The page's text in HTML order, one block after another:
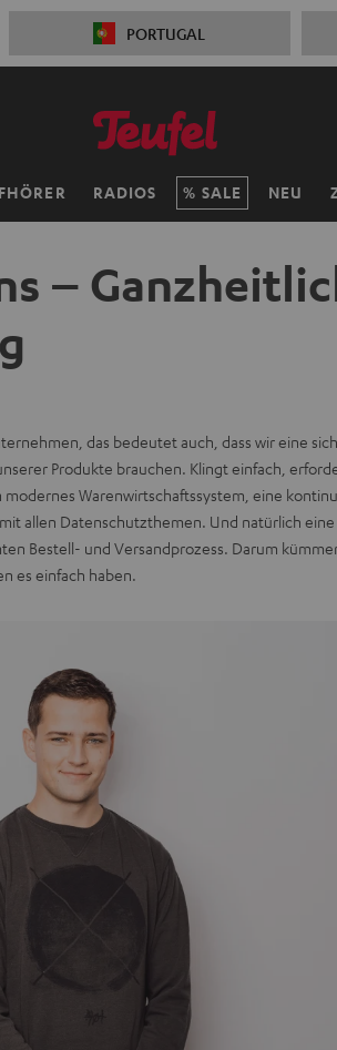
PORTUGAL
RADIOS SALE NEU
–
das bedeutet auch, dass wir eine
Produkte brauchen. Klingt einfach,
Warenwirtschaftssystem, eine
allen Datenschutzthemen. Und natürlich
Bestell- und Versandprozess. Darum
es einfach haben.